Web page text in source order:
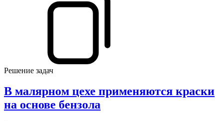
Решение задач
В малярном цехе применяются краски
на основе бензола